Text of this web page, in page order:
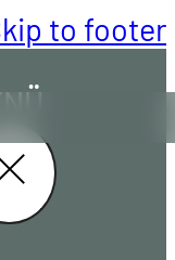
to footer